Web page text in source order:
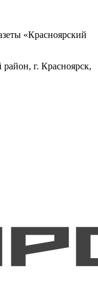
«Красноярский
г. Красноярск,